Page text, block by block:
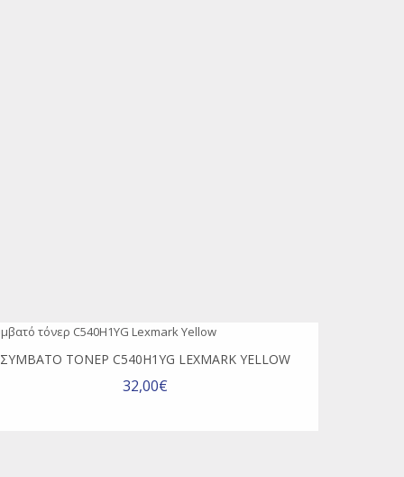
ΣΥΜΒΑΤΌ ΤΌΝΕΡ C540H1YG LEXMARK YELLOW
32,00€